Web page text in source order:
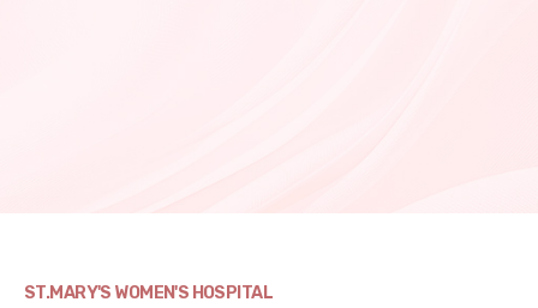
ST.MARY'S WOMEN'S HOSPITAL